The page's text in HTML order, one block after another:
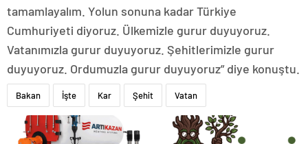
tamamlayalım. Yolun sonuna kadar Türkiye
Cumhuriyeti diyoruz. Ülkemizle gurur duyuyoruz.
Vatanımızla gurur duyuyoruz. Şehitlerimizle gurur
duyuyoruz. Ordumuzla gurur duyuyoruz” diye konuştu.
Bakan İşte Kar Şehit Vatan